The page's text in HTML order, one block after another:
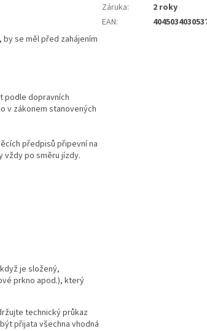
se měl před zahájením
podle dopravních
v zákonem stanovených
předpisů připevní na
vždy po směru jízdy.
je složený,
prkno apod.), který
technický průkaz
přijata všechna vhodná
Záruka:
2 roky
EAN: